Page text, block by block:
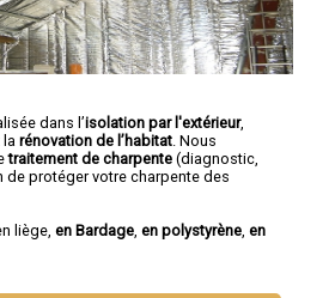
dans l’isolation par l'extérieur,
larénovation de l’habitat. Nous
traitement de charpente (diagnostic,
de protéger votre charpente des
liège, en Bardage, en polystyrène, en